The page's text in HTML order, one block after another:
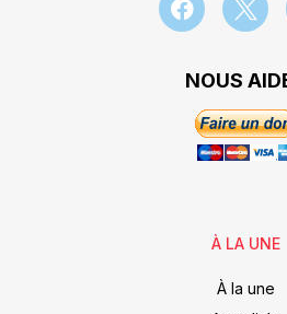
NOUS
À LA UNE
À la une